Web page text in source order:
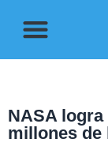
NASA
millones